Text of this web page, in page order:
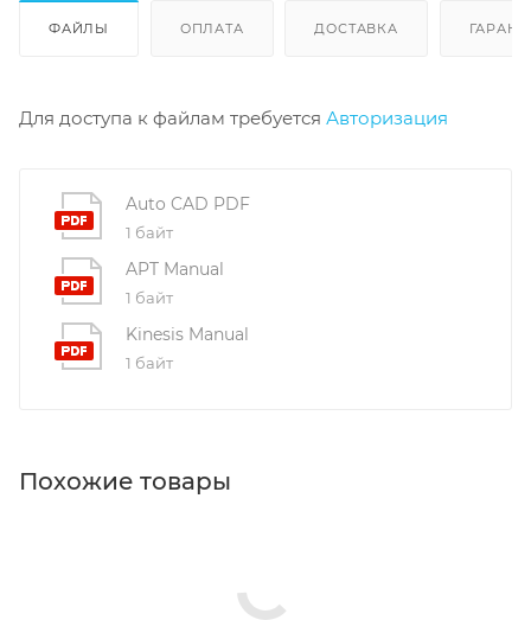
ФАЙЛЫ ОПЛАТА ДОСТАВКА
Для доступа к файлам требуется Авторизация
Auto CAD PDF
1 байт
APT Manual
1 байт
Kinesis Manual
1 байт
Похожие товары